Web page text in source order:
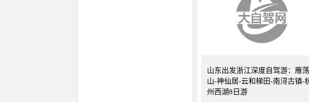
山东出发浙江深度自驾游：雁荡
山-神仙居-云和梯田-南浔古镇-
州西湖8日游